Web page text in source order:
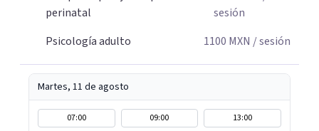
perinatal
sesión
Psicología adulto
1100 MXN / sesión
Martes, 11 de agosto
07:00 09:00 13:00